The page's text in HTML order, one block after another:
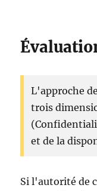
L'approche
trois
et de la
Si l'autorité de